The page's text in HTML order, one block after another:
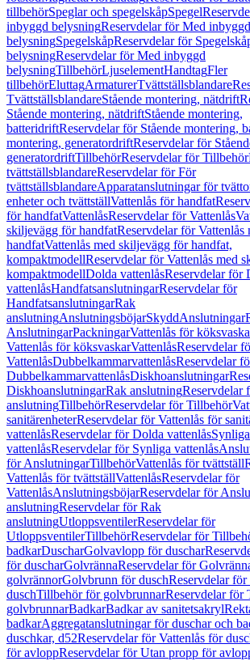
tillbehörSpeglar och spegelskåpSpegel
inbyggd belysningReservdelar för Med inbyggd
belysningSpegelskåpReservdelar för
belysningReservdelar för Med inbyggd
belysningTillbehörLjuselementHandtagFler
tillbehörEluttagArmaturerTvättställsblandare
TvättställsblandareStående montering, nätdrift
Stående montering, nätdriftStående montering,
batteridriftReservdelar för Stående montering,
montering, generatordriftReservdelar för
generatordriftTillbehörReservdelar för Tillbehör
tvättställsblandareReservdelar för För
tvättställsblandareApparatanslutningar för
enheter och tvättställVattenlås för handfat
för handfatVattenlåsReservdelar för Vattenlås
skiljevägg för handfatReservdelar för
handfatVattenlås med skiljevägg för handfat,
kompaktmodellReservdelar för Vattenlås med
kompaktmodellDolda vattenlåsReservdelar för
vattenlåsHandfatsanslutningarReservdelar för
HandfatsanslutningarRak
anslutningAnslutningsböjarSkyddAnslutningar
AnslutningarPackningarVattenlås för
Vattenlås för köksvaskarVattenlåsReservdelar
VattenlåsDubbelkammarvattenlåsReservdelar
DubbelkammarvattenlåsDiskhoanslutningar
DiskhoanslutningarRak anslutningReservdelar
anslutningTillbehörReservdelar för Tillbehör
sanitärenheterReservdelar för Vattenlås för
vattenlåsReservdelar för Dolda vattenlåsSynliga
vattenlåsReservdelar för Synliga vattenlås
för AnslutningarTillbehörVattenlås för tvättställ
Vattenlås för tvättställVattenlåsReservdelar för
VattenlåsAnslutningsböjarReservdelar för
anslutningReservdelar för Rak
anslutningUtloppsventilerReservdelar för
UtloppsventilerTillbehörReservdelar för
badkarDuscharGolvavlopp för duschar
för duscharGolvrännaReservdelar för
golvrännorGolvbrunn för duschReservdelar
duschTillbehör för golvbrunnarReservdelar för
golvbrunnarBadkarBadkar av sanitetsakryl
badkarAggregatanslutningar för duschar och
duschkar, d52Reservdelar för Vattenlås för
för avloppReservdelar för Utan propp för